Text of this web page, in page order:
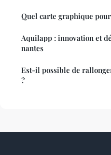
Quel carte graphique pour
Aquilapp : innovation et
nantes
Est-il possible de
?